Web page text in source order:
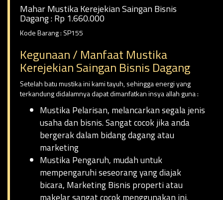
Mahar Mustika Kerejekian Saingan Bisnis
Dagang : Rp 1.660.000
Kode Barang : SP155
Kegunaan / Manfaat Mustika
Kerejekian Saingan Bisnis Dagang
Setelah batu mustika ini kami tayuh, sehingga energi yang
terkandung didalamnya dapat dimanfatkan insya allah guna :
Mustika Pelarisan, melancarkan segala jenis
usaha dan bisnis. Sangat cocok jika anda
bergerak dalam bidang dagang atau
marketing
Mustika Pengaruh, mudah untuk
mempengaruhi seseorang yang diajak
bicara, Marketing Bisnis properti atau